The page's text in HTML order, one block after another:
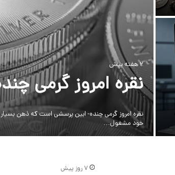
2 هفته پیش
نقره امروز گرمی
نقره امروز گرمی چنده- ابین پرسشی است که ذهن
خود مشغول…
7 روز پیش